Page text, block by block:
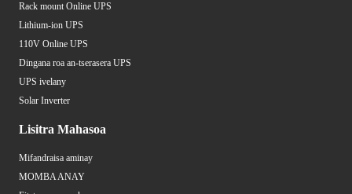
Rack mount Online UPS
Lithium-ion UPS
110V Online UPS
Dingana roa an-tserasera UPS
UPS ivelany
Solar Inverter
Lisitra Mahasoa
Mifandraisa aminay
MOMBA ANAY